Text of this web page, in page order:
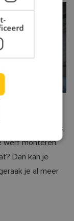
bouwproces,
werf monteren.
Dan kan je
je al meer